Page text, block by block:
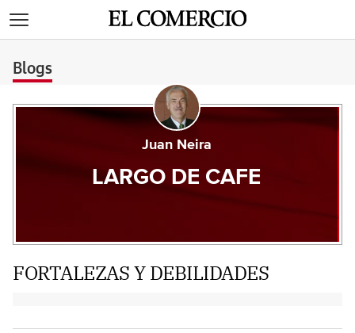
Blogs
Juan Neira
LARGO DE CAFE
FORTALEZAS Y DEBILIDADES